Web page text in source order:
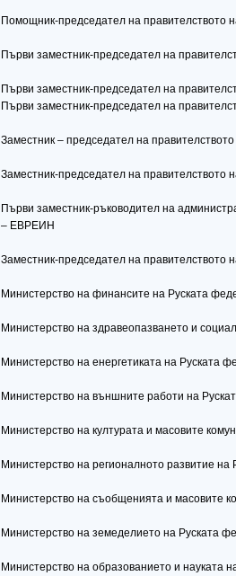
Помощник-председател на
Първи заместник-председател на
Първи заместник-председател на
Първи заместник-председател на
Заместник – председател на
Заместник-председател на
Първи заместник-ръководител на
– ЕВРЕИН
Заместник-председател на
Министерство на финансите на Руската
Министерство на здравеопазването и
Министерство на енергетиката на
Министерство на външните работи на
Министерство на културата и масовите
Министерство на регионалното развитие
Министерство на съобщенията и масовите
Министерство на земеделието на Руската
Министерство на образованието и